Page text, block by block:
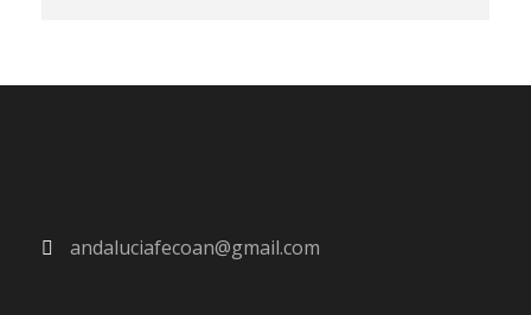
andaluciafecoan@gmail.com